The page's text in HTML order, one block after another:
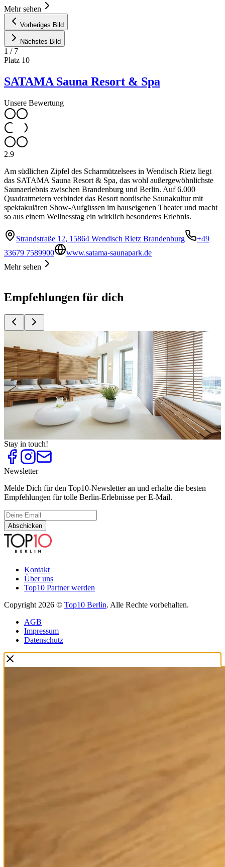
Mehr sehen
Vorheriges Bild
Nächstes Bild
1 / 7
Platz 10
SATAMA Sauna Resort & Spa
Unsere Bewertung
2.9
Am südlichen Zipfel des Scharmützelsees in Wendisch Rietz liegt
das SATAMA Sauna Resort & Spa, das wohl außergewöhnlichste
Saunaerlebnis zwischen Brandenburg und Berlin. Auf 6.000
Quadratmetern verbindet das Resort nordische Saunakultur mit
spektakulären Show-Aufgüssen im hauseigenen Theater und macht
so aus einem Wellnesstag ein wirklich besonderes Erlebnis.
Strandstraße 12, 15864 Wendisch Rietz Brandenburg
+49
33679 7589900
www.satama-saunapark.de
Mehr sehen
Empfehlungen für dich
Day Spas zur Entspannung
Top10
Head Spa
Top10
Massage
Top10
Sauna
Top10
Wellness Hotel-Spas
10
Wohlige Orte zum Aufwärmen
Stay in touch!
Newsletter
Melde Dich für den Top10-Newsletter an und erhalte die besten
Empfehlungen für tolle Berlin-Erlebnisse per E-Mail.
Abschicken
Kontakt
Über uns
Top10 Partner werden
Copyright 2026 © Top10 Berlin. Alle Rechte vorbehalten.
AGB
Impressum
Datenschutz